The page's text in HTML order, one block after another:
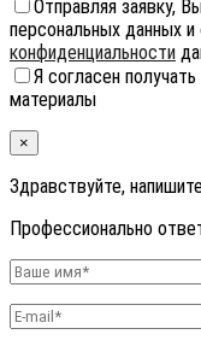
Отправляя заявку,
персональных данных
конфиденциальности
Я согласен
материалы
×
Здравствуйте,
Профессионально